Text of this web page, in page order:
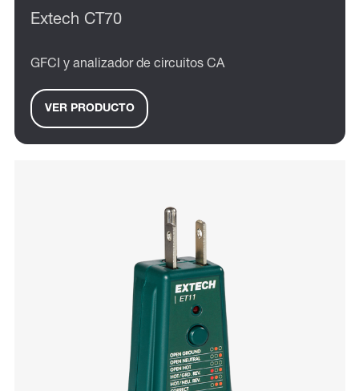
Extech CT70
GFCI y analizador de circuitos CA
VER PRODUCTO